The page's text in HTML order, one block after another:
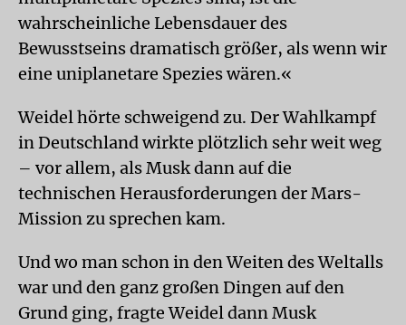
wahrscheinliche Lebensdauer des
Bewusstseins dramatisch größer, als wenn wir
eine uniplanetare Spezies wären.«
Weidel hörte schweigend zu. Der Wahlkampf
in Deutschland wirkte plötzlich sehr weit weg
– vor allem, als Musk dann auf die
technischen Herausforderungen der Mars-
Mission zu sprechen kam.
Und wo man schon in den Weiten des Weltalls
war und den ganz großen Dingen auf den
Grund ging, fragte Weidel dann Musk